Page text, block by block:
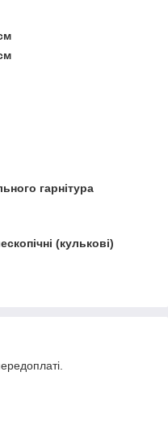
гарнітура
(кулькові)